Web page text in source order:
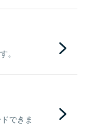
。
できま